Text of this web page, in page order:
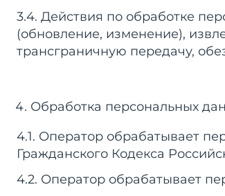
3.4. Действия по обработке
(обновление, изменение),
трансграничную передачу,
Обработка персональных
4.1. Оператор обрабатывает
Гражданского Кодекса
4.2. Оператор обрабатывает